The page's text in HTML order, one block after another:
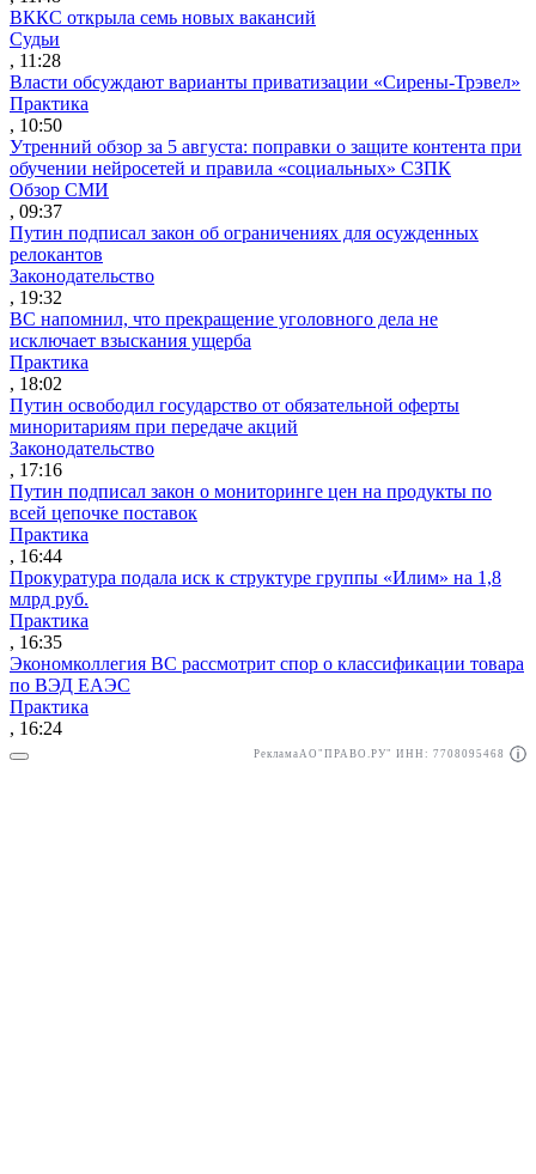
Реклама АО"ПРАВО.РУ" ИНН: 7708095468
ВККС открыла семь новых вакансий
Судьи
, 11:28
Власти обсуждают варианты приватизации «Сирены-Трэвел»
Практика
, 10:50
Утренний обзор за 5 августа: поправки о защите контента при
обучении нейросетей и правила «социальных» СЗПК
Обзор СМИ
, 09:37
Путин подписал закон об ограничениях для осужденных
релокантов
Законодательство
, 19:32
ВС напомнил, что прекращение уголовного дела не
исключает взыскания ущерба
Практика
, 18:02
Путин освободил государство от обязательной оферты
миноритариям при передаче акций
Законодательство
, 17:16
Путин подписал закон о мониторинге цен на продукты по
всей цепочке поставок
Практика
, 16:44
Прокуратура подала иск к структуре группы «Илим» на 1,8
млрд руб.
Практика
, 16:35
Экономколлегия ВС рассмотрит спор о классификации товара
по ВЭД ЕАЭС
Практика
, 16:24